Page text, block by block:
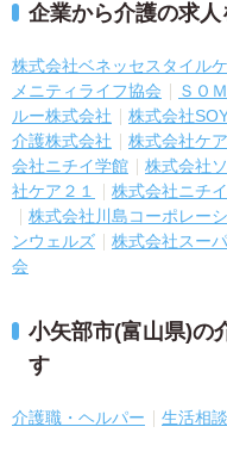
企業から介護の求人
株式会社ベネッセスタイル
メニティライフ協会
ＳＯ
ルー株式会社
株式会社
介護株式会社
株式会社ケ
会社ニチイ学館
株式会社
社ケア２１
株式会社ニチ
株式会社川島コーポレー
ンウェルズ
株式会社スー
会
小矢部市(富山県)の
す
介護職・ヘルパー 生活相